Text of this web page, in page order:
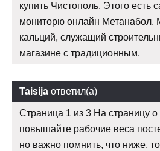
купить Чистополь. Этого есть
мониторю онлайн Метанабол.
кальций, служащий
магазине с традиционным.
Taisija ответил(а)
Страница 1 из 3 На страницу
повышайте рабочие веса
но важно помнить, что ниже,